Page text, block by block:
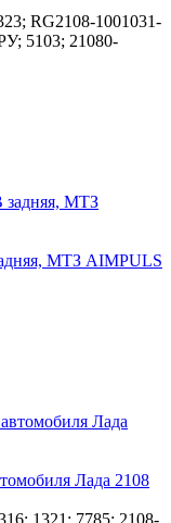
RG2108-1001031-
5103; 21080-
МТЗ AIMPULS
Лада 2108
1321; 7785; 2108-